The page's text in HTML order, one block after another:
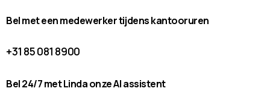
Bel met een medewerker tijdens kantooruren
+31 85 081 8900
Bel 24/7 met Linda onze AI assistent